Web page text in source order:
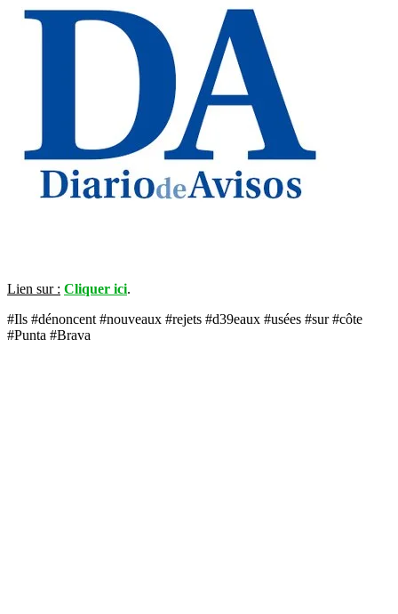
Lien sur : Cliquer ici.
#Ils #dénoncent #nouveaux #rejets #d39eaux #usées #sur #côte
#Punta #Brava